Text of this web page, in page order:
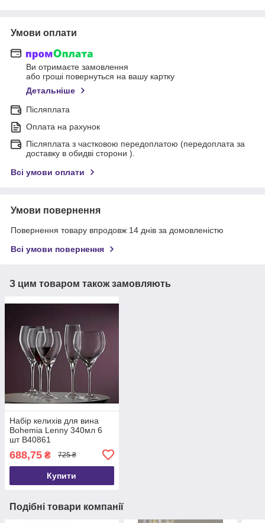
Умови оплати
Ви отримаєте замовлення
або гроші повернуться на вашу картку
Детальніше
Післяплата
Оплата на рахунок
Післяплата з частковою передоплатою (передоплата за
доставку в обидві сторони ).
Всі умови оплати
Умови повернення
Повернення товару впродовж 14 днів за домовленістю
Всі умови повернення
З цим товаром також замовляють
Набір келихів для вина
Bohemia Lenny 340мл 6
шт B40861
688,75 ₴ 725 ₴
Купити
Подібні товари компанії